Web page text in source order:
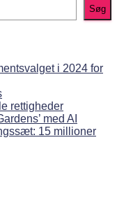
Søg
i 2024 for
rettigheder
med AI
15 millioner